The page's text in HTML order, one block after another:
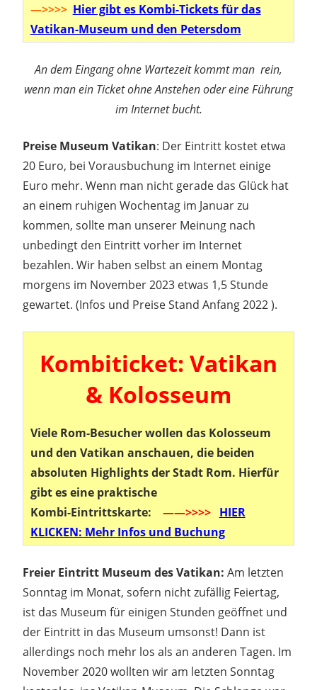
—>>>> Hier gibt es Kombi-Tickets für das
Vatikan-Museum und den Petersdom
An dem Eingang ohne Wartezeit kommt man rein,
wenn man ein Ticket ohne Anstehen oder eine Führung
im Internet bucht.
Preise Museum Vatikan: Der Eintritt kostet etwa
20 Euro, bei Vorausbuchung im Internet einige
Euro mehr. Wenn man nicht gerade das Glück hat
an einem ruhigen Wochentag im Januar zu
kommen, sollte man unserer Meinung nach
unbedingt den Eintritt vorher im Internet
bezahlen. Wir haben selbst an einem Montag
morgens im November 2023 etwas 1,5 Stunde
gewartet. (Infos und Preise Stand Anfang 2022 ).
Kombiticket: Vatikan
& Kolosseum
Viele Rom-Besucher wollen das Kolosseum
und den Vatikan anschauen, die beiden
absoluten Highlights der Stadt Rom. Hierfür
gibt es eine praktische
Kombi-Eintrittskarte:
——>>>>
HIER
KLICKEN: Mehr Infos und Buchung
Freier Eintritt Museum des Vatikan: Am letzten
Sonntag im Monat, sofern nicht zufällig Feiertag,
ist das Museum für einigen Stunden geöffnet und
der Eintritt in das Museum umsonst! Dann ist
allerdings noch mehr los als an anderen Tagen. Im
November 2020 wollten wir am letzten Sonntag